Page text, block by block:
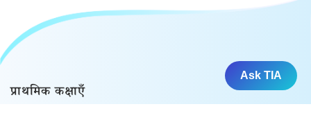
प्राथमिक कक्षाएँ
Ask TIA